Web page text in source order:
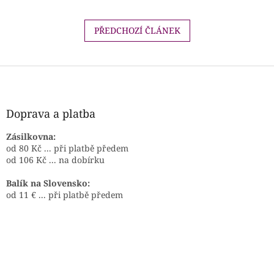
PŘEDCHOZÍ ČLÁNEK
Z
Doprava a platba
Zásilkovna:
od 80 Kč ... při platbě předem
od 106 Kč ... na dobírku
Balík na Slovensko:
od 11 € ... při platbě předem